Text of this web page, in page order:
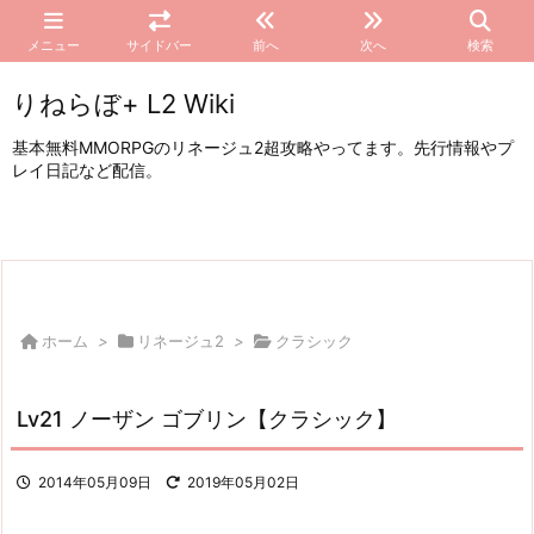
メニュー サイドバー 前へ 次へ 検索
りねらぼ+ L2 Wiki
基本無料MMORPGのリネージュ2超攻略やってます。先行情報やプ
レイ日記など配信。
ホーム > リネージュ2 > クラシック
Lv21 ノーザン ゴブリン【クラシック】
2014年05月09日 2019年05月02日